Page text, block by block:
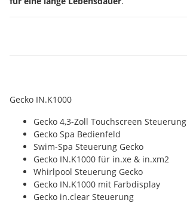
Gecko IN.K1000
Gecko 4,3-Zoll Touchscreen Steuerung
Gecko Spa Bedienfeld
Swim-Spa Steuerung Gecko
Gecko IN.K1000 für in.xe & in.xm2
Whirlpool Steuerung Gecko
Gecko IN.K1000 mit Farbdisplay
Gecko in.clear Steuerung